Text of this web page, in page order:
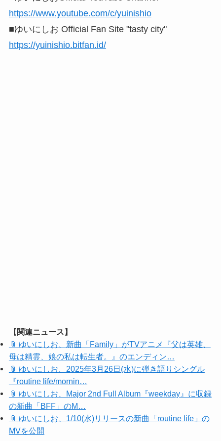
https://www.youtube.com/c/yuinishio
■ゆいにしお Official Fan Site "tasty city"
https://yuinishio.bitfan.id/
【関連ニュース】
📎 ゆいにしお、新曲「Family」がTVアニメ『父は英雄、
母は精霊、娘の私は転生者。』のエンディン…
📎 ゆいにしお、2025年3月26日(水)に弾き語りシングル
『routine life/mornin…
📎 ゆいにしお、Major 2nd Full Album『weekday』に収録
の新曲「BFF」のM…
📎 ゆいにしお、1/10(水)リリースの新曲「routine life」の
MVを公開